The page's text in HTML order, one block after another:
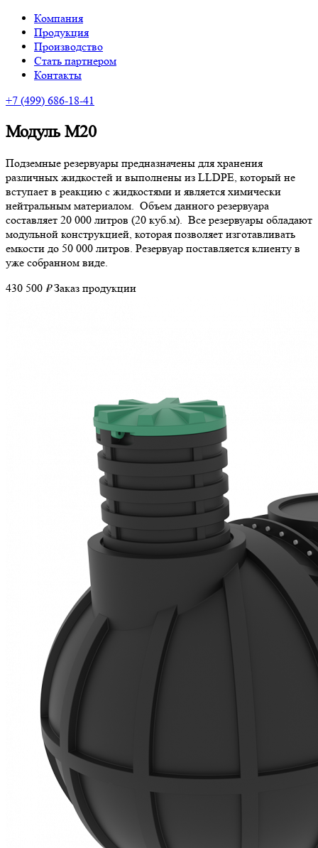
Компания
Продукция
Производство
Стать партнером
Контакты
+7 (499) 686-18-41
Модуль М20
Подземные резервуары предназначены для хранения
различных жидкостей и выполнены из LLDPE, который не
вступает в реакцию с жидкостями и является химически
нейтральным материалом. Объем данного резервуара
составляет 20 000 литров (20 куб.м). Все резервуары обладают
модульной конструкцией, которая позволяет изготавливать
емкости до 50 000 литров. Резервуар поставляется клиенту в
уже собранном виде.
430 500 ₽ Заказ продукции